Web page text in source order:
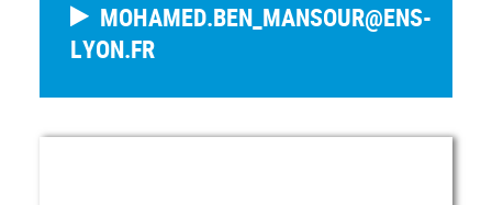
MOHAMED.BEN_MANSOUR@ENS-
LYON.FR